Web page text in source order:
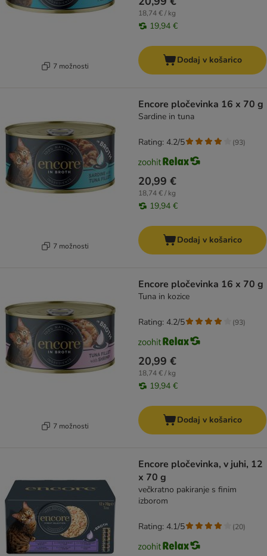
7 možnosti
18,74 € / kg
19,94 €
Dodaj v košarico
7 možnosti
Encore pločevinka 16 x 70 g
Sardine in tuna
20,99 €
18,74 € / kg
19,94 €
Rating: 4.2/5 (93)
Dodaj v košarico
7 možnosti
Encore pločevinka 16 x 70 g
Tuna in kozice
20,99 €
18,74 € / kg
19,94 €
Rating: 4.2/5 (93)
Dodaj v košarico
Encore pločevinka, v juhi, 12
x 70 g
večkratno pakiranje s finim
izborom
Rating: 4.1/5 (20)